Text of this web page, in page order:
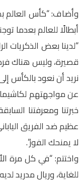
وأضاف: “كأس العالم
أبطالًا للعالم بعدما
“لدينا بعض الذكريات
قصيرة، وليس هناك
نريد أن نعود بالكأس
عن مواجهتهم لكاشيما
خبرتنا ومعرفتنا
عظيم ضد الفريق
لا يمنحك الفوز”.
واختتم: “في كل مرة
للغاية، وريال مدريد